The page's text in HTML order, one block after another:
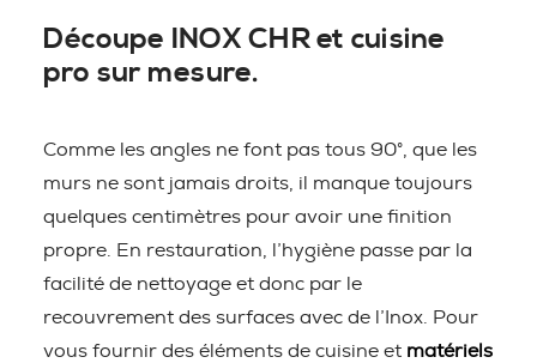
Découpe INOX CHR et cuisine
pro sur mesure.
Comme les angles ne font pas tous 90°, que les
murs ne sont jamais droits, il manque toujours
quelques centimètres pour avoir une finition
propre. En restauration, l’hygiène passe par la
facilité de nettoyage et donc par le
recouvrement des surfaces avec de l’Inox. Pour
vous fournir des éléments de cuisine et matériels